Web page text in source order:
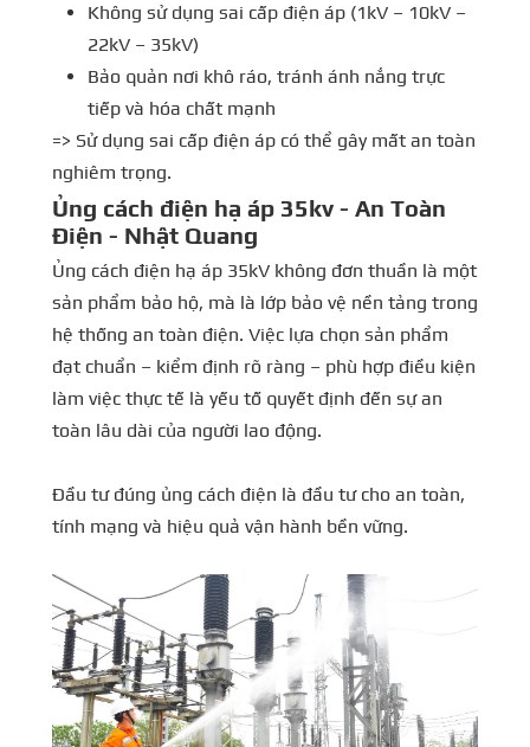
Không sử dụng sai cấp điện áp (1kV – 10kV –
22kV – 35kV)
Bảo quản nơi khô ráo, tránh ánh nắng trực
tiếp và hóa chất mạnh
=> Sử dụng sai cấp điện áp có thể gây mất an toàn
nghiêm trọng.
Ủng cách điện hạ áp 35kv - An Toàn
Điện - Nhật Quang
Ủng cách điện hạ áp 35kV không đơn thuần là một
sản phẩm bảo hộ, mà là lớp bảo vệ nền tảng trong
hệ thống an toàn điện. Việc lựa chọn sản phẩm
đạt chuẩn – kiểm định rõ ràng – phù hợp điều kiện
làm việc thực tế là yếu tố quyết định đến sự an
toàn lâu dài của người lao động.
Đầu tư đúng ủng cách điện là đầu tư cho an toàn,
tính mạng và hiệu quả vận hành bền vững.